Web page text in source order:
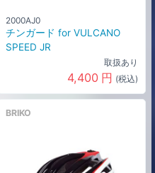
2000AJ0
チンガード for VULCANO
SPEED JR
取扱あり
4,400 円 (税込)
BRIKO